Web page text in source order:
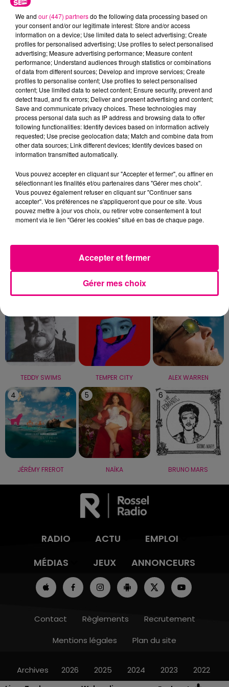
Cancer Lion Vierge
Balance Scorpion
Capricorne Verseau Poissons
TEDDY SWIMS TEMPER CITY ALEX WARREN
4
JÉRÉMY FREROT
5
NAÏKA
6
BRUNO MARS
RADIO ACTU
EMPLOI
MÉDIAS
JEUX ANNONCEURS
Contact Règlements
Recrutement
Mentions légales
Plan du site
Archives 2026 2025 2024 2023 2022
We and our (447) partnersdo the following data processing based on
your consent and/or our legitimate interest: Store and/or access
information on a device; Use limited data to select advertising; Create
profiles for personalised advertising; Use profiles to select personalised
advertising; Measure advertising performance; Measure content
performance; Understand audiences through statistics or combinations
of data from different sources; Develop and improve services; Create
profiles to personalise content; Use profiles to select personalised
content; Use limited data to select content; Ensure security, prevent and
detect fraud, and fix errors; Deliver and present advertising and content;
Save and communicate privacy choices. These technologies may
process personal data such as IP address and browsing data to offer
following functionalities: Identify devices based on information actively
requested; Use precise geolocation data; Match and combine data from
other data sources; Link different devices; Identify devices based on
information transmitted automatically.
Vous pouvez accepter en cliquant sur "Accepter et fermer", ou affiner en
sélectionnant les finalités et/ou partenaires dans "Gérer mes choix".
Vous pouvez également refuser en cliquant sur "Continuer sans
accepter". Vos préférences ne s'appliqueront que pour ce site. Vous
pouvez mettre à jour vos choix, ou retirer votre consentement à tout
moment via le lien "Gérer les cookies" situé en bas de chaque page.
Gérer mes choix
Accepter et fermer